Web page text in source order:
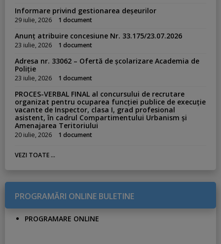
Informare privind gestionarea deșeurilor
29 iulie, 2026 1 document
Anunț atribuire concesiune Nr. 33.175/23.07.2026
23 iulie, 2026 1 document
Adresa nr. 33062 – Ofertă de școlarizare Academia de
Poliție
23 iulie, 2026 1 document
PROCES-VERBAL FINAL al concursului de recrutare
organizat pentru ocuparea funcției publice de execuție
vacante de Inspector, clasa I, grad profesional
asistent, în cadrul Compartimentului Urbanism și
Amenajarea Teritoriului
20 iulie, 2026 1 document
VEZI TOATE ...
PROGRAMĂRI ONLINE BULETINE
PROGRAMARE ONLINE